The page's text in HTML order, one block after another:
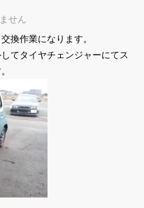
せん
換作業になります。
てタイヤチェンジャーにてス